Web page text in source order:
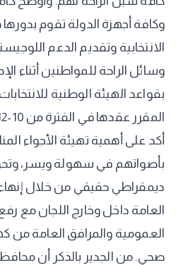
وكافة أجهزة الدولة تقوم بدورها
الانتخابية وتقديم الدعم
وسائل الراحة للمواطنين أثناء
بقواعد الهيئة الوطنية
أكد على أهمية تهيئة الأجواء
بأصواتهم في سهولة ويسر،
ديمقراطي حقيقي من خلال
العامة داخل وخارج اللجان مع
العمومية والمرافق العامة